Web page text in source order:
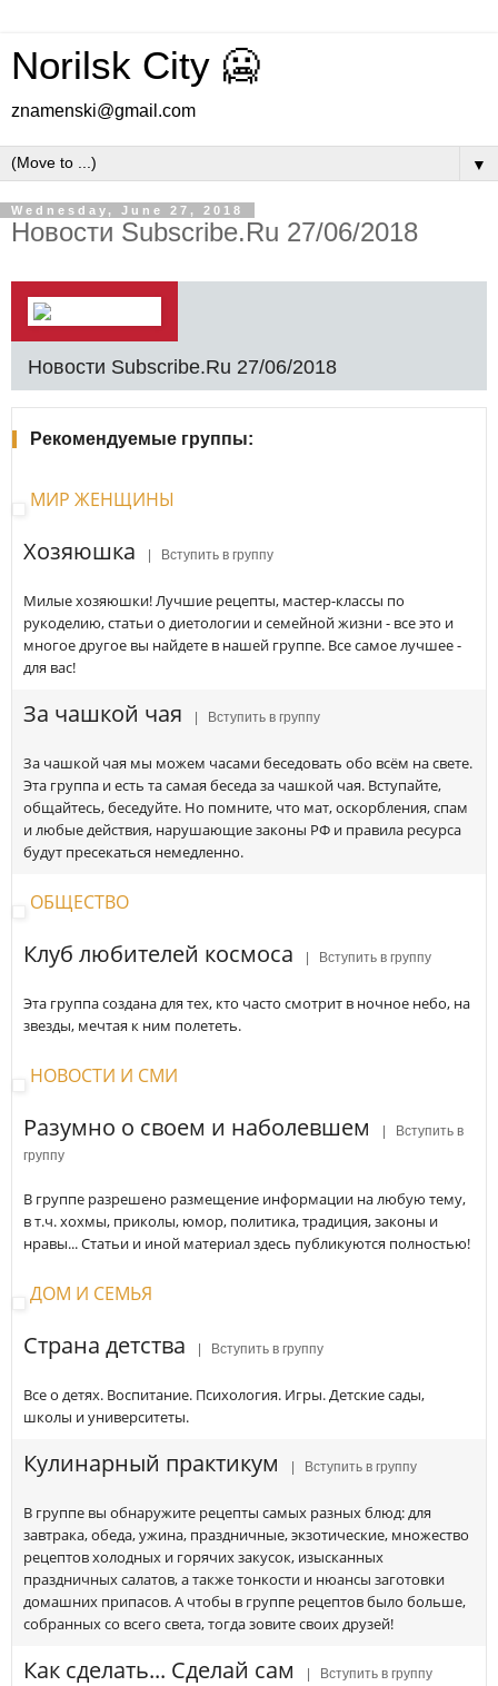
Norilsk City 🥶
znamenski@gmail.com
▼
Wednesday, June 27, 2018
Новости Subscribe.Ru 27/06/2018
Новости Subscribe.Ru 27/06/2018
Рекомендуемые группы:
МИР ЖЕНЩИНЫ
Хозяюшка | Вступить в группу
Милые хозяюшки! Лучшие рецепты, мастер-классы по
рукоделию, статьи о диетологии и семейной жизни - все это и
многое другое вы найдете в нашей группе. Все самое лучшее -
для вас!
За чашкой чая | Вступить в группу
За чашкой чая мы можем часами беседовать обо всём на свете.
Эта группа и есть та самая беседа за чашкой чая. Вступайте,
общайтесь, беседуйте. Но помните, что мат, оскорбления, спам
и любые действия, нарушающие законы РФ и правила ресурса
будут пресекаться немедленно.
ОБЩЕСТВО
Клуб любителей космоса | Вступить в группу
Эта группа создана для тех, кто часто смотрит в ночное небо, на
звезды, мечтая к ним полететь.
НОВОСТИ И СМИ
Разумно о своем и наболевшем
| Вступить в
группу
В группе разрешено размещение информации на любую тему,
в т.ч. хохмы, приколы, юмор, политика, традиция, законы и
нравы... Статьи и иной материал здесь публикуются полностью!
ДОМ И СЕМЬЯ
Страна детства | Вступить в группу
Все о детях. Воспитание. Психология. Игры. Детские сады,
школы и университеты.
Кулинарный практикум | Вступить в группу
В группе вы обнаружите рецепты самых разных блюд: для
завтрака, обеда, ужина, праздничные, экзотические, множество
рецептов холодных и горячих закусок, изысканных
праздничных салатов, а также тонкости и нюансы заготовки
домашних припасов. А чтобы в группе рецептов было больше,
собранных со всего света, тогда зовите своих друзей!
Как сделать... Сделай сам | Вступить в группу